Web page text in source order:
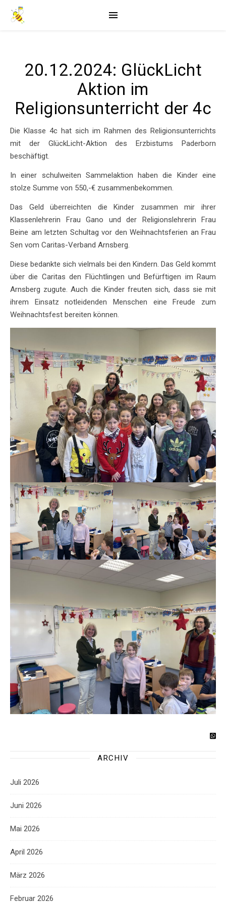
20.12.2024: GlückLicht
Aktion im
Religionsunterricht der 4c
Die Klasse 4c hat sich im Rahmen des Religionsunterrichts
mit der GlückLicht-Aktion des Erzbistums Paderborn
beschäftigt.
In einer schulweiten Sammelaktion haben die Kinder eine
stolze Summe von 550,-€ zusammenbekommen.
Das Geld überreichten die Kinder zusammen mir ihrer
Klassenlehrerin Frau Gano und der Religionslehrerin Frau
Beine am letzten Schultag vor den Weihnachtsferien an Frau
Sen vom Caritas-Verband Arnsberg.
Diese bedankte sich vielmals bei den Kindern. Das Geld kommt
über die Caritas den Flüchtlingen und Befürftigen im Raum
Arnsberg zugute. Auch die Kinder freuten sich, dass sie mit
ihrem Einsatz notleidenden Menschen eine Freude zum
Weihnachtsfest bereiten können.
ARCHIV
Juli 2026
Juni 2026
Mai 2026
April 2026
März 2026
Februar 2026